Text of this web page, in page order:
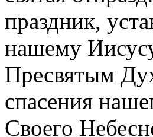
праздник,
нашему
Пресвятым
спасения
Своего